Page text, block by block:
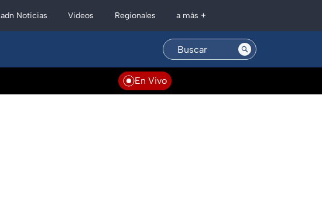
adn Noticias Videos Regionales a más +
En Vivo